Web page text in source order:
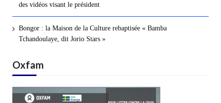
des vidéos visant le président
Bongor : la Maison de la Culture rebaptisée « Bamba
Tchandoulaye, dit Jorio Stars »
Oxfam